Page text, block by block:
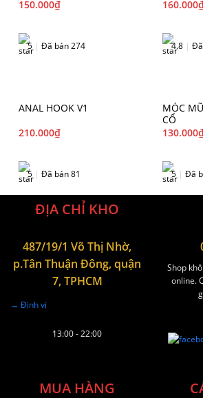
150.000₫
5 | Đã bán 274
160.000
4.8 |
ANAL HOOK V1
210.000₫
5 | Đã bán 81
MÓC
CỔ
130.000
5 | Đã
ĐỊA CHỈ KHO
487/19/1 Võ Thị Nhờ,
p.Tân Thuận Đông, quận
7, TPHCM
→ Định vị
13:00 - 22:00
Shop
online.
MUA HÀNG